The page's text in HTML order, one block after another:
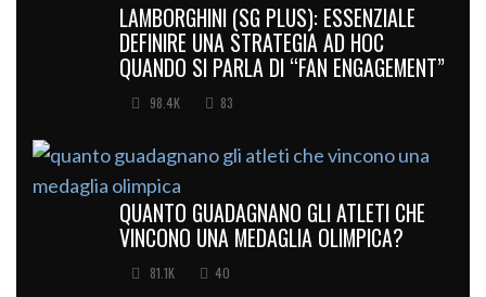
LAMBORGHINI (SG PLUS): ESSENZIALE
DEFINIRE UNA STRATEGIA AD HOC
QUANDO SI PARLA DI “FAN ENGAGEMENT”
98.4K 83
QUANTO GUADAGNANO GLI ATLETI CHE
VINCONO UNA MEDAGLIA OLIMPICA?
81.1K 40